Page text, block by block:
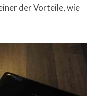
der Vorteile, wie